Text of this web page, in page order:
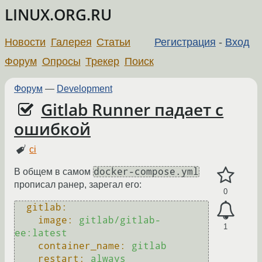
LINUX.ORG.RU
Регистрация - Вход
Новости Галерея Статьи
Форум Опросы Трекер Поиск
Форум — Development
Gitlab Runner падает с
ошибкой
ci
0
1
В общем в самом docker-compose.yml
прописал ранер, зарегал его:
gitlab:
image:
gitlab/gitlab-
ee:latest
container_name:
gitlab
restart:
always